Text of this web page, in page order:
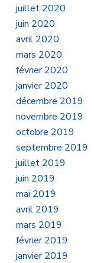
juillet 2020
juin 2020
avril 2020
mars 2020
février 2020
janvier 2020
décembre 2019
novembre 2019
octobre 2019
septembre 2019
juillet 2019
juin 2019
mai 2019
avril 2019
mars 2019
février 2019
janvier 2019